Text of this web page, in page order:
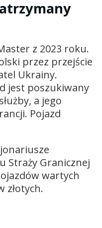
z 2023 roku.
przez przejście
Ukrainy.
jest poszukiwany
a jego
Pojazd
Straży Granicznej
wartych
złotych.